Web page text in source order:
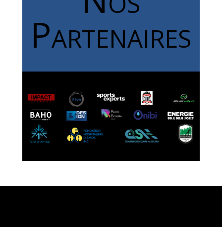
Partenaires